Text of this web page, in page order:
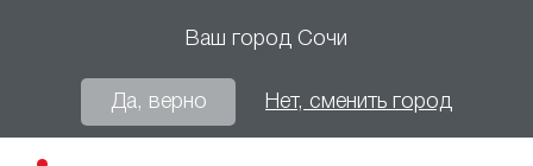
Ваш город Сочи
Да, верно Нет, сменить город